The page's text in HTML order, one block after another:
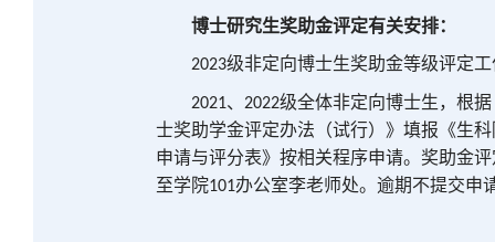
博士研究生奖助金评定有关安排：
2023级非定向博士生奖助金等级评定
2021、 2022级全体非定向博士生，根
士奖助学金评定办法（试行）》填报《生科
申请与评分表》按相关程序申请。 奖助金
至学院101办公室李老师处。逾期不提交申